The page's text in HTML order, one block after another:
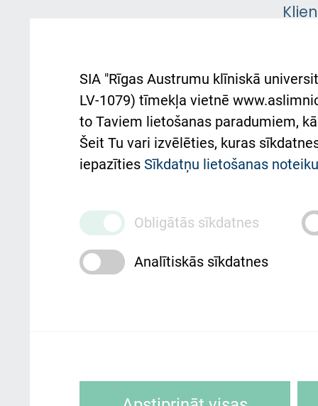
Pacienta
atsauksmju/sūdzību
iesniegšanas kārtība
Kā pie mums nokļūt
ceļvedis
Rekvizīti un ārstniecības
та
SIA "Rīgas Austrumu klīniskā
LV-1079) tīmekļa vietnē
to Taviem lietošanas paradumiem,
Šeit Tu vari izvēlēties, kuras
iepazīties Sīkdatņu lietošanas
Obligātās sīkdatnes
Analītiskās sīkdatnes
Sīkdatnes ir mazas teksta datnes,